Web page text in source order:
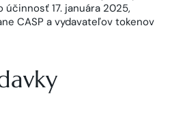
účinnosť 17. januára 2025,
CASP a vydavateľov tokenov